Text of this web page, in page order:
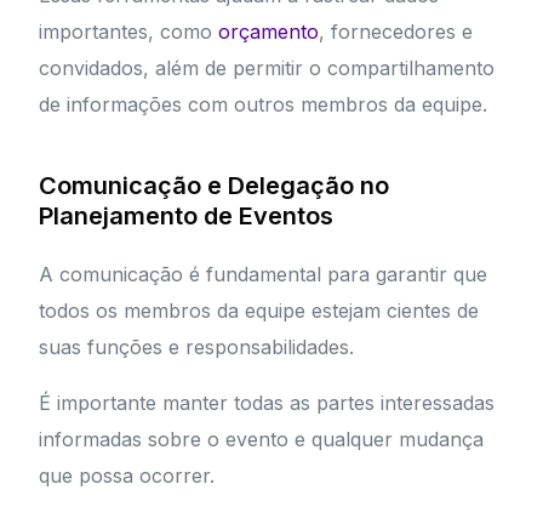
importantes, comoorçamento, fornecedores e
convidados, além de permitir o compartilhamento
de informações com outros membros da equipe.
Comunicação e Delegação no
Planejamento de Eventos
A comunicação é fundamental para garantir que
todos os membros da equipe estejam cientes de
suas funções e responsabilidades.
É importante manter todas as partes interessadas
informadas sobre o evento e qualquer mudança
que possa ocorrer.